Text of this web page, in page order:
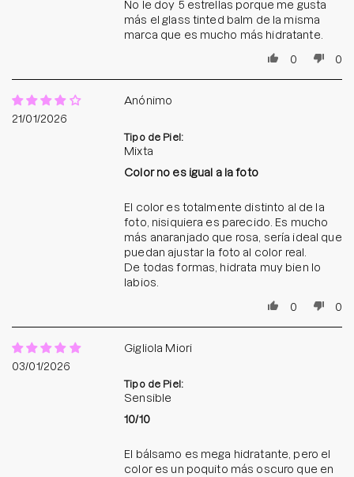
No le doy 5 estrellas porque me gusta
más el glass tinted balm de la misma
marca que es mucho más hidratante.
0
0
21/01/2026
Anónimo
Tipo de Piel:
Mixta
Color no es igual a la foto
El color es totalmente distinto al de la
foto, nisiquiera es parecido. Es mucho
más anaranjado que rosa, sería ideal que
puedan ajustar la foto al color real.
De todas formas, hidrata muy bien lo
labios.
0
0
03/01/2026
Gigliola Miori
Tipo de Piel:
Sensible
10/10
El bálsamo es mega hidratante, pero el
color es un poquito más oscuro que en